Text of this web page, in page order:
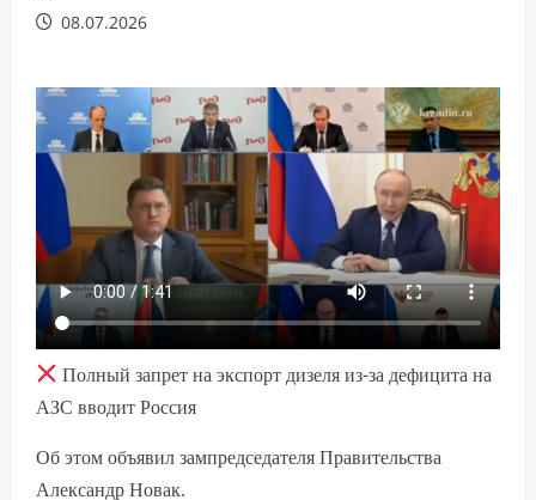
08.07.2026
Полный запрет на экспорт дизеля из-за дефицита на
АЗС вводит Россия
Об этом объявил зампредседателя Правительства
Александр Новак.